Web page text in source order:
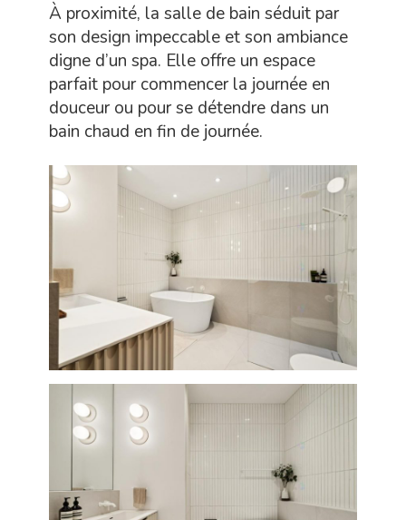
À proximité, la salle de bain séduit par
son design impeccable et son ambiance
digne d’un spa. Elle offre un espace
parfait pour commencer la journée en
douceur ou pour se détendre dans un
bain chaud en fin de journée.